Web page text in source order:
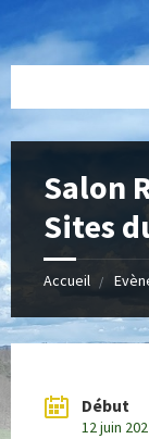
Salon
Sites
Accueil
Début
12 juin